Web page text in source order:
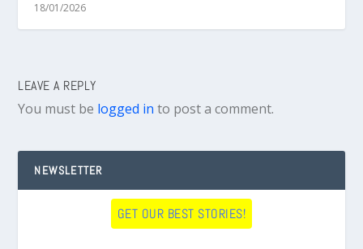
18/01/2026
LEAVE A REPLY
You must be logged in to post a comment.
NEWSLETTER
GET OUR BEST STORIES!